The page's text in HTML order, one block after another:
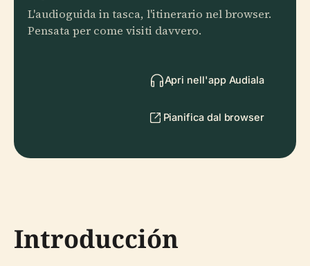
L'audioguida in tasca, l'itinerario nel browser.
Pensata per come visiti davvero.
Apri nell'app Audiala
Pianifica dal browser
Introducción